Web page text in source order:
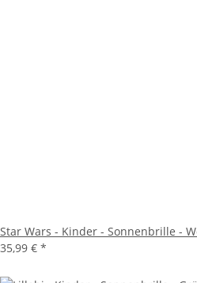
Star Wars - Kinder - Sonnenbrille -
35,99 € *